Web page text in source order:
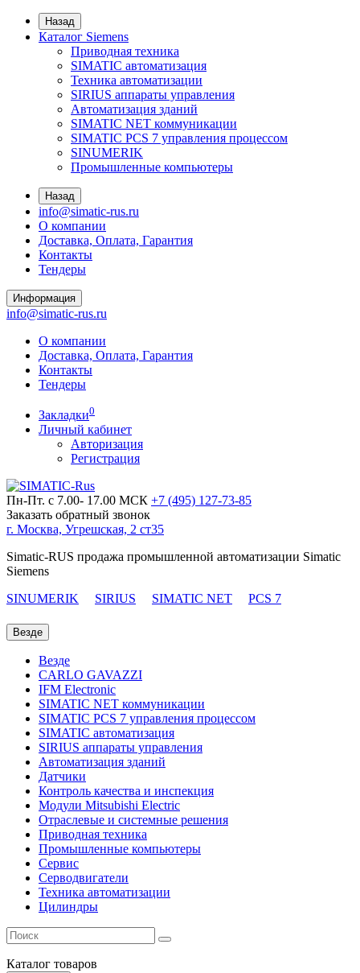
Назад
Каталог Siemens
Приводная техника
SIMATIC автоматизация
Техника автоматизации
SIRIUS аппараты управления
Автоматизация зданий
SIMATIC NET коммуникации
SIMATIC PCS 7 управления процессом
SINUMERIK
Промышленные компьютеры
Назад
info@simatic-rus.ru
О компании
Доставка, Оплата, Гарантия
Контакты
Тендеры
Информация
info@simatic-rus.ru
О компании
Доставка, Оплата, Гарантия
Контакты
Тендеры
Закладки0
Личный кабинет
Авторизация
Регистрация
Пн-Пт. с 7.00- 17.00 МСК +7 (495) 127-73-85
Заказать обратный звонок
г. Москва, Угрешская, 2 ст35
Simatic-RUS продажа промышленной автоматизации Simatic
Siemens
SINUMERIK
SIRIUS SIMATIC NET PCS 7
Везде
Везде
CARLO GAVAZZI
IFM Electronic
SIMATIC NET коммуникации
SIMATIC PCS 7 управления процессом
SIMATIC автоматизация
SIRIUS аппараты управления
Автоматизация зданий
Датчики
Контроль качества и инспекция
Модули Mitsubishi Electric
Отраслевые и системные решения
Приводная техника
Промышленные компьютеры
Сервис
Серводвигатели
Техника автоматизации
Цилиндры
Каталог товаров